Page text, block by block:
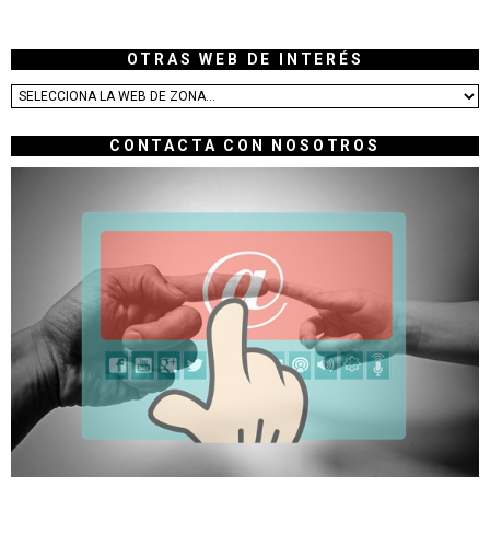
OTRAS WEB DE INTERÉS
CONTACTA CON NOSOTROS